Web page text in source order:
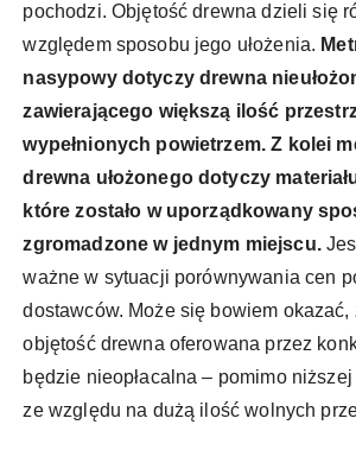
pochodzi. Objętość drewna dzieli się
względem sposobu jego ułożenia.
nasypowy dotyczy drewna
zawierającego większą ilość
wypełnionych powietrzem. Z kolei
drewna ułożonego dotyczy
które zostało w uporządkowany
zgromadzone w jednym miejscu.
ważne w sytuacji porównywania cen
dostawców. Może się bowiem okazać,
objętość drewna oferowana przez
będzie nieopłacalna – pomimo niższej
ze względu na dużą ilość wolnych